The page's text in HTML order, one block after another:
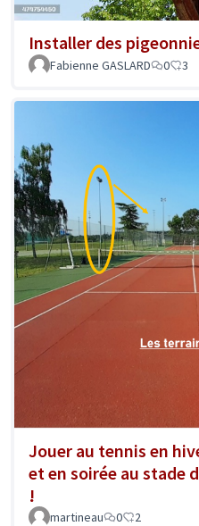
Installer des
Fabienne GASLARD
0 3
Jouer au tennis en
et en soirée au stade
!
martineau 0 2